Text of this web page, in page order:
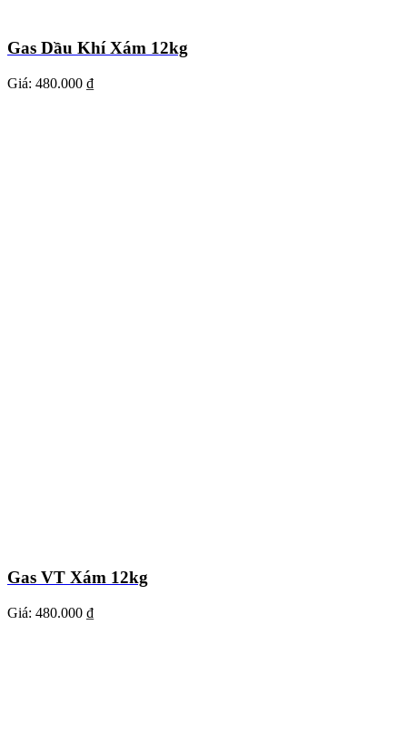
Gas Dầu Khí Xám 12kg
Giá: 480.000 ₫
Gas VT Xám 12kg
Giá: 480.000 ₫